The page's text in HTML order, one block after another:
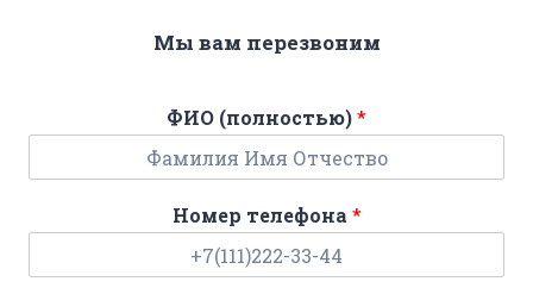
Мы вам перезвоним
ФИО (полностью)*
Номер телефона *